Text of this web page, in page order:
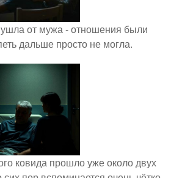
от мужа - отношения были
дальше просто не могла.
ковида прошло уже около двух